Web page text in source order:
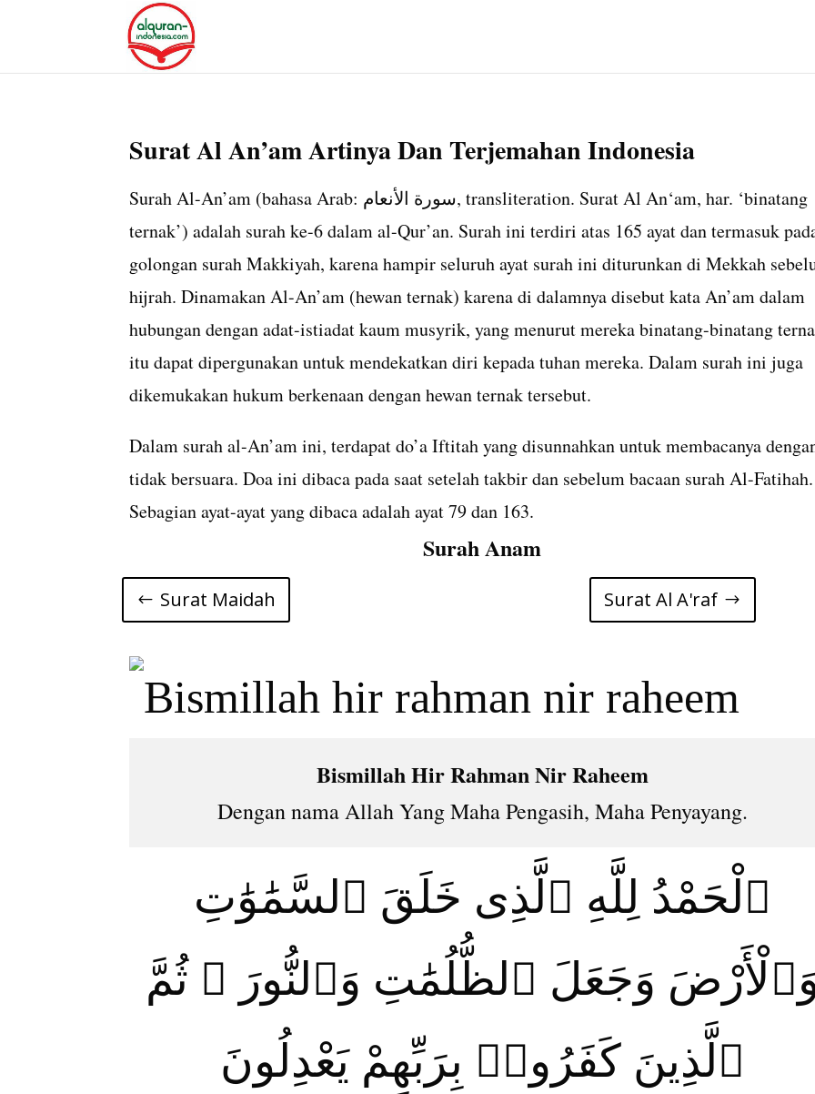
Surat Al An’am Artinya Dan Terjemahan Indonesia
Surah Al-An’am (bahasa Arab: سورة الأنعام, transliteration. Surat Al An‘am, har. ‘binatang
ternak’‎) adalah surah ke-6 dalam al-Qur’an. Surah ini terdiri atas 165 ayat dan termasuk
golongan surah Makkiyah, karena hampir seluruh ayat surah ini diturunkan di Mekkah
hijrah. Dinamakan Al-An’am (hewan ternak) karena di dalamnya disebut kata An’am dalam
hubungan dengan adat-istiadat kaum musyrik, yang menurut mereka binatang-binatang
itu dapat dipergunakan untuk mendekatkan diri kepada tuhan mereka. Dalam surah ini juga
dikemukakan hukum berkenaan dengan hewan ternak tersebut.
Dalam surah al-An’am ini, terdapat do’a Iftitah yang disunnahkan untuk membacanya
tidak bersuara. Doa ini dibaca pada saat setelah takbir dan sebelum bacaan surah Al-Fatihah.
Sebagian ayat-ayat yang dibaca adalah ayat 79 dan 163.
Surah Anam
Surat Maidah Surat Al A'raf
Bismillah Hir Rahman Nir Raheem
Dengan nama Allah Yang Maha Pengasih, Maha Penyayang.
ٱلْحَمْدُ لِلَّهِ ٱلَّذِى خَلَقَ ٱلسَّمَٰوَٰتِ
وَجَعَلَ ٱلظُّلُمَٰتِ وَٱلنُّورَ ۖ ثُمَّ
ٱلَّذِينَ كَفَرُوا۟ بِرَبِّهِمْ يَعْدِلُونَ